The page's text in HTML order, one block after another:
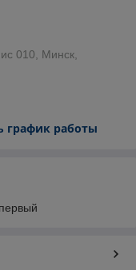
010, Минск,
график работы